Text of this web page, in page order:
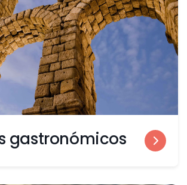
gastronómicos